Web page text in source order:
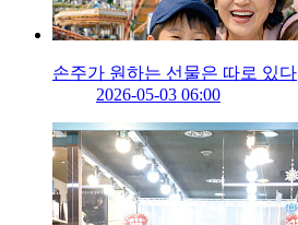
손주가 원하는 선물은 따로 있다
2026-05-03 06:00